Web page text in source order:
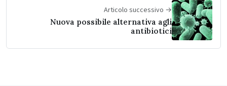
Articolo successivo →
Nuova possibile alternativa agli
antibiotici